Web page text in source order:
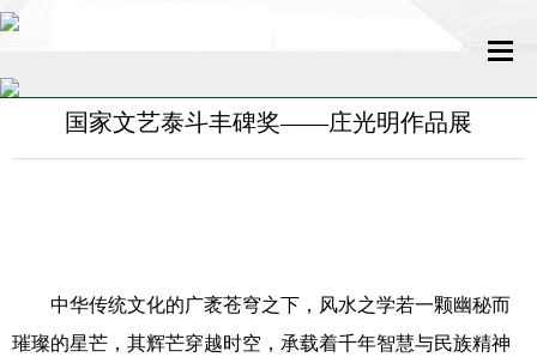
网站首页
名家百科
国家文艺泰斗丰碑奖——庄光明作品展
中华传统文化的广袤苍穹之下，风水之学若一颗幽秘而
璀璨的星芒，其辉芒穿越时空，承载着千年智慧与民族精神